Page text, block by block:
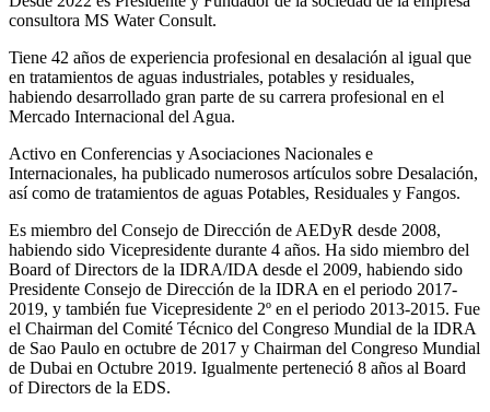
consultora MS Water Consult.
Tiene 42 años de experiencia profesional en desalación al igual que
en tratamientos de aguas industriales, potables y residuales,
habiendo desarrollado gran parte de su carrera profesional en el
Mercado Internacional del Agua.
Activo en Conferencias y Asociaciones Nacionales e
Internacionales, ha publicado numerosos artículos sobre Desalación,
así como de tratamientos de aguas Potables, Residuales y Fangos.
Es miembro del Consejo de Dirección de AEDyR desde 2008,
habiendo sido Vicepresidente durante 4 años. Ha sido miembro del
Board of Directors de la IDRA/IDA desde el 2009, habiendo sido
Presidente Consejo de Dirección de la IDRA en el periodo 2017-
2019, y también fue Vicepresidente 2º en el periodo 2013-2015. Fue
el Chairman del Comité Técnico del Congreso Mundial de la IDRA
de Sao Paulo en octubre de 2017 y Chairman del Congreso Mundial
de Dubai en Octubre 2019. Igualmente perteneció 8 años al Board
of Directors de la EDS.